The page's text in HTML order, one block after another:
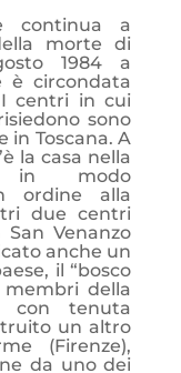
continua a
morte di
1984 a
è circondata
I centri in cui
sono
in Toscana. A
la casa nella
in modo
ordine alla
due centri
Venanzo
anche un
il “bosco
membri della
con tenuta
un altro
(Firenze),
da uno dei